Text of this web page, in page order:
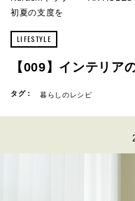
初夏の支度を
LIFESTYLE
【009】インテリア
タグ： 暮らしのレシピ